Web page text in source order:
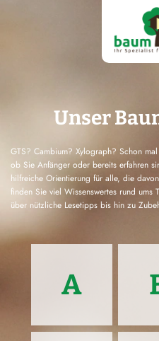
Unser
GTS? Cambium? Xylograph? Schon
ob Sie Anfänger oder bereits erfahren
hilfreiche Orientierung für alle, die
finden Sie viel Wissenswertes rund
über nützliche Lesetipps bis hin zu
A